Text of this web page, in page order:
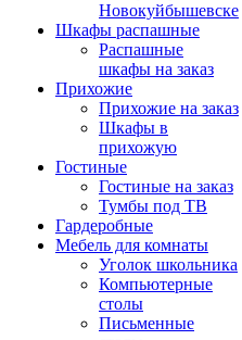
Новокуйбышевске
Шкафы распашные
Распашные
шкафы на заказ
Прихожие
Прихожие на заказ
Шкафы в
прихожую
Гостиные
Гостиные на заказ
Тумбы под ТВ
Гардеробные
Мебель для комнаты
Уголок школьника
Компьютерные
столы
Письменные